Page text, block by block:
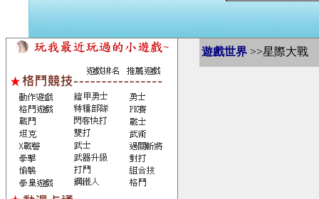
遊戲世界 >>星際大戰